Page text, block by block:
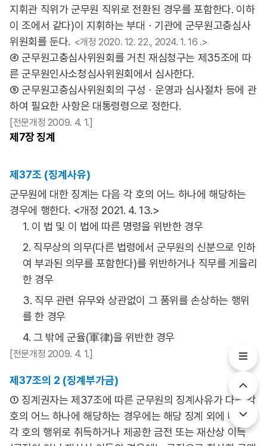
지휘관 직위가 군무원 직위로 전환된 경우를 포함한다. 이하
이 조에서 같다)이 지휘하는 부대ㆍ기관에 군무원고충심사
위원회를 둔다. <개정 2020. 12. 22., 2024. 1. 16 .>
④ 군무원고충심사위원회를 거친 재심청구는 제35조에 따
른 군무원인사소청심사위원회에서 심사한다.
⑤ 군무원고충심사위원회의 구성ㆍ운영과 심사절차 등에 관
하여 필요한 사항은 대통령령으로 정한다.
[전문개정 2009. 4. 1.]
제7장징계
제37조 (징계사유)
군무원에 대한 징계는 다음 각 호의 어느 하나에 해당하는
경우에 행한다. <개정 2021. 4. 13.>
1. 이 법 및 이 법에 따른 명령을 위반한 경우
2. 직무상의 의무(다른 법령에서 군무원의 신분으로 인하
여 부과된 의무를 포함한다)를 위반하거나 직무를 게을리
한 경우
3. 직무 관련 유무와 상관없이 그 품위를 손상하는 행위
를 한 경우
4. 그 밖에 군율(軍律)을 위반한 경우
[전문개정 2009. 4. 1.]
제37조의 2 (징계부가금)
① 징계권자는 제37조에 따른 군무원의 징계사유가 다음 각
호의 어느 하나에 해당하는 경우에는 해당 징계 외에 다음
각 호의 행위로 취득하거나 제공한 금전 또는 재산상 이득